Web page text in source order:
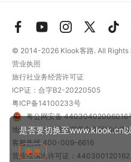
是否要切换至www.klook.cn
更改
© 2014-2026 Klook客路. All Rights
营业执照
旅行社业务经营许可证
ICP证：合字B2-20220505
粤ICP备14100233号
粤公网安备 44030402006016
地址：深圳市前海深港合作区南山
客服热线 400-009-6616
营业性演出许可证：440300120162